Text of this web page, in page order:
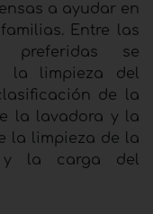
a ayudar en
Entre las
preferidas se
la limpieza del
de la
la lavadora y la
la limpieza de la
la carga del